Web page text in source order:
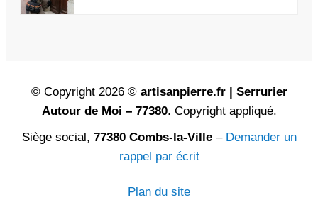
© Copyright 2026 © artisanpierre.fr | Serrurier
Autour de Moi – 77380. Copyright appliqué.
Siège social, 77380 Combs-la-Ville– Demander un
rappel par écrit
Plan du site